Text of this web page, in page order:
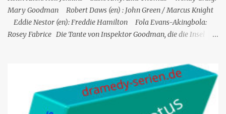
Mary Goodman Robert Daws (en) : John Green / Marcus Knight
Eddie Nestor (en): Freddie Hamilton Fola Evans-Akingbola:
Rosey Fabrice Die Tante von Inspektor Goodman, die die Insel
er tat, als er auf die Insel kam, war, Neil Jenkins zu treffen, einen
ehemaligen Gangster, der gekommen war, um einen ruhigen
Ruhestand in der Sonne zu verbringen. Humphrey nimmt seine
Tante Mary, die er sehr mag, in Saint Marie auf und bringt sie in